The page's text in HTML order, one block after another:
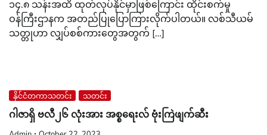
၁၄.၈ သန်းအထိ ထုတ်လုပ်နိုင်မှာဖြစ်ကြောင်း ထိုင်းစက်မှု
ဝန်ကြီးဌာနက အတည်ပြုပြောကြားလိုက်ပါတယ်။ လစ်သီယမ်
သတ္တုဟာ လျှပ်စစ်ကားတွေအတွက် […]
နိုင်ငံတကာသတင်း သတင်း
ဂါဇာရှိ ဗလီ၂၆ လုံးအား အစ္စရေးလ် ဗုံးကြဲဖျက်ဆီး